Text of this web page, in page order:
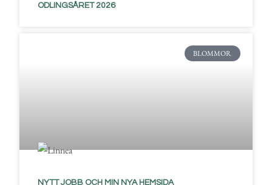
ODLINGSÅRET 2026
BLOMMOR
NYTT JOBB OCH MIN NYA HEMSIDA